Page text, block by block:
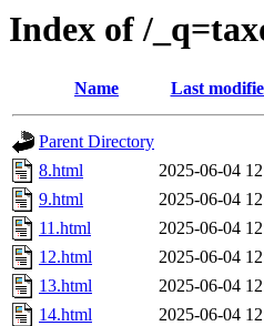
Index of /
Name Last
Parent Directory
8.html
2025-06-04
9.html
2025-06-04
11.html
2025-06-04
12.html
2025-06-04
13.html
2025-06-04
14.html
2025-06-04